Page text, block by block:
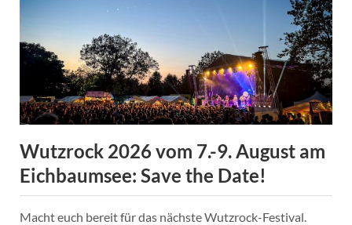
im
Café
Flop
Wutzrock 2026 vom 7.-9. August am
Eichbaumsee: Save the Date!
Macht euch bereit für das nächste Wutzrock-Festival.